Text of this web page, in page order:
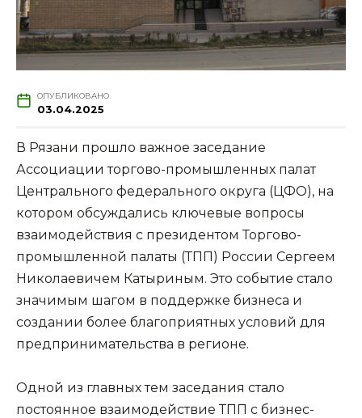
ОПУБЛИКОВАНО
03.04.2025
В Рязани прошло важное заседание
Ассоциации торгово-промышленных палат
Центрального федерального округа (ЦФО), на
котором обсуждались ключевые вопросы
взаимодействия с президентом Торгово-
промышленной палаты (ТПП) России Сергеем
Николаевичем Катыриным. Это событие стало
значимым шагом в поддержке бизнеса и
создании более благоприятных условий для
предпринимательства в регионе.
Одной из главных тем заседания стало
постоянное взаимодействие ТПП с бизнес-